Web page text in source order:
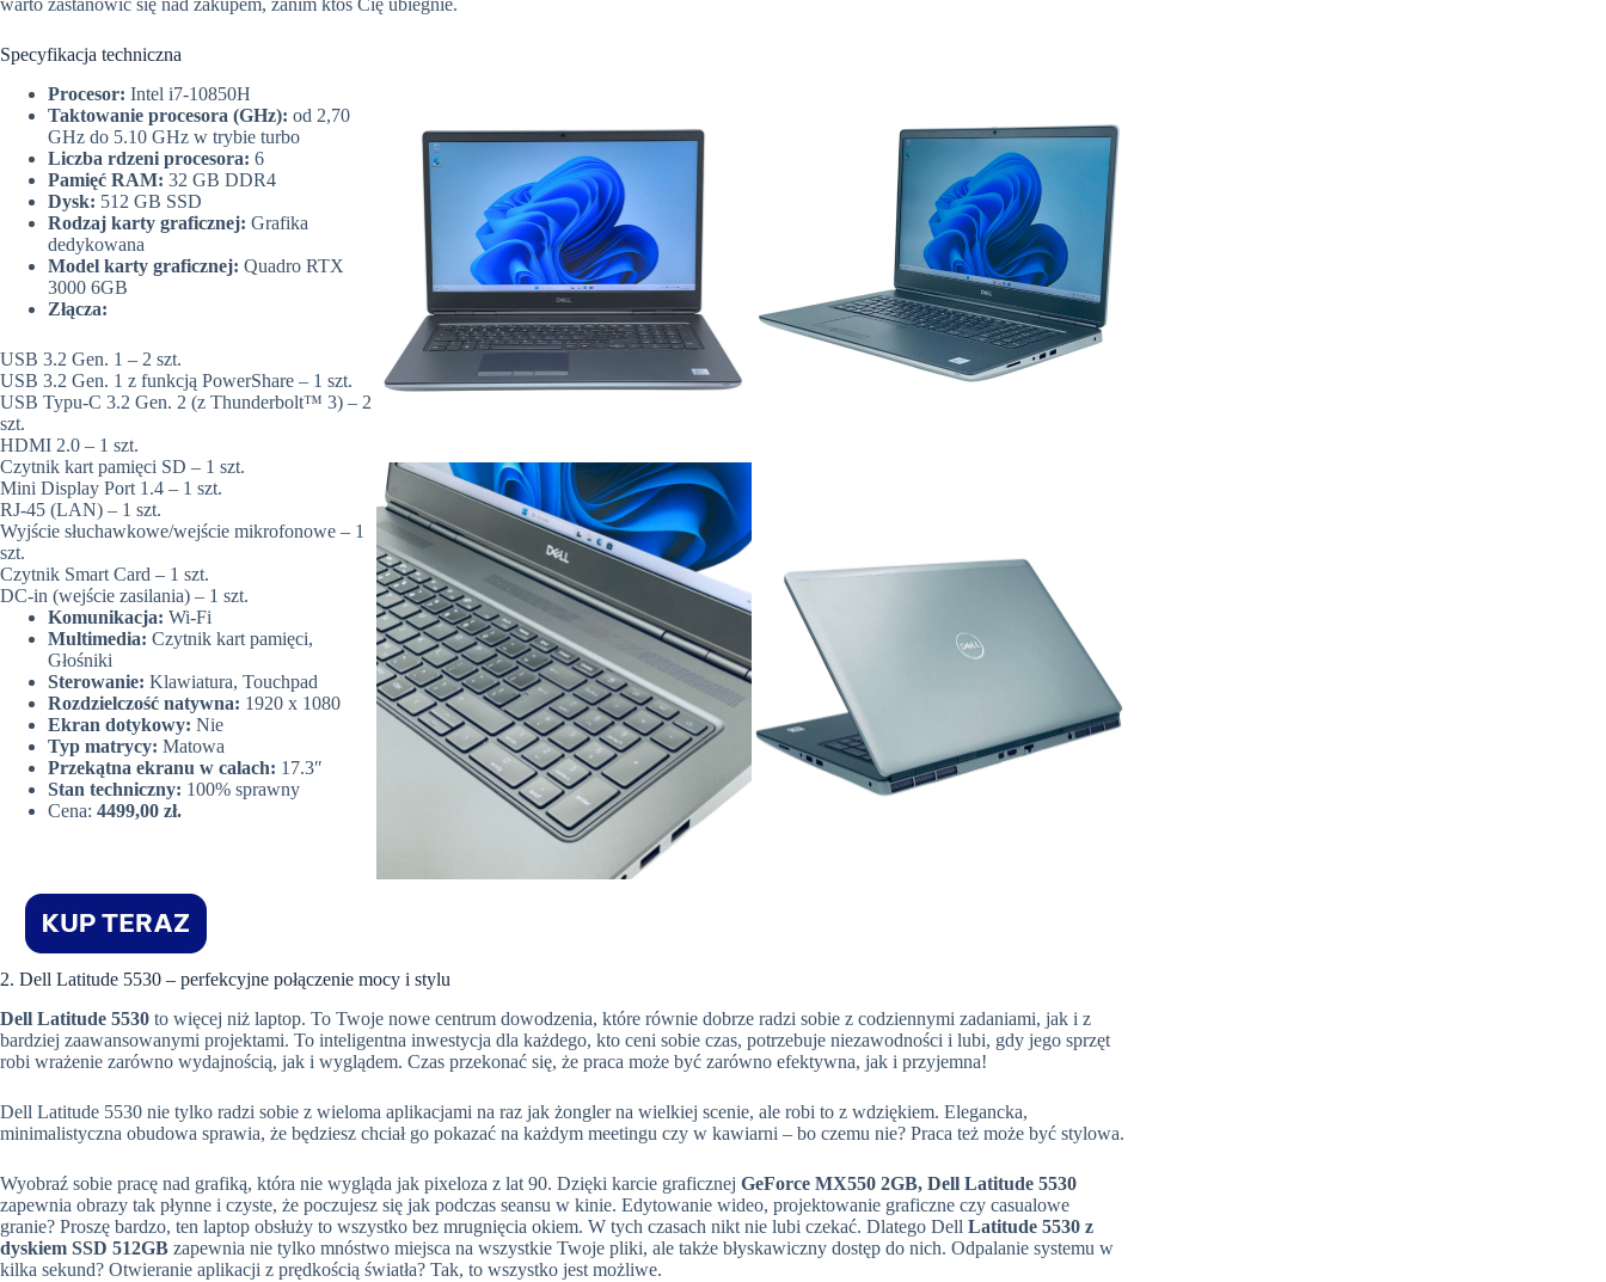
warto zastanowić się nad zakupem, zanim ktoś Cię ubiegnie.
Specyfikacja techniczna
Procesor: Intel i7-10850H
Taktowanie procesora (GHz): od 2,70
GHz do 5.10 GHz w trybie turbo
Liczba rdzeni procesora: 6
Pamięć RAM: 32 GB DDR4
Dysk: 512 GB SSD
Rodzaj karty graficznej: Grafika
dedykowana
Model karty graficznej: Quadro RTX
3000 6GB
Złącza:
USB 3.2 Gen. 1 – 2 szt.
USB 3.2 Gen. 1 z funkcją PowerShare – 1 szt.
USB Typu-C 3.2 Gen. 2 (z Thunderbolt™ 3) – 2
szt.
HDMI 2.0 – 1 szt.
Czytnik kart pamięci SD – 1 szt.
Mini Display Port 1.4 – 1 szt.
RJ-45 (LAN) – 1 szt.
Wyjście słuchawkowe/wejście mikrofonowe – 1
szt.
Czytnik Smart Card – 1 szt.
DC-in (wejście zasilania) – 1 szt.
Komunikacja: Wi-Fi
Multimedia: Czytnik kart pamięci,
Głośniki
Sterowanie: Klawiatura, Touchpad
Rozdzielczość natywna: 1920 x 1080
Ekran dotykowy: Nie
Typ matrycy: Matowa
Przekątna ekranu w calach: 17.3″
Stan techniczny: 100% sprawny
Cena: 4499,00 zł.
2. Dell Latitude 5530 – perfekcyjne połączenie mocy i stylu
Dell Latitude 5530 to więcej niż laptop. To Twoje nowe centrum dowodzenia, które równie dobrze radzi sobie z codziennymi zadaniami, jak i z
bardziej zaawansowanymi projektami. To inteligentna inwestycja dla każdego, kto ceni sobie czas, potrzebuje niezawodności i lubi, gdy jego sprzęt
robi wrażenie zarówno wydajnością, jak i wyglądem. Czas przekonać się, że praca może być zarówno efektywna, jak i przyjemna!
Dell Latitude 5530 nie tylko radzi sobie z wieloma aplikacjami na raz jak żongler na wielkiej scenie, ale robi to z wdziękiem. Elegancka,
minimalistyczna obudowa sprawia, że będziesz chciał go pokazać na każdym meetingu czy w kawiarni – bo czemu nie? Praca też może być stylowa.
Wyobraź sobie pracę nad grafiką, która nie wygląda jak pixeloza z lat 90. Dzięki karcie graficznej GeForce MX550 2GB, Dell Latitude 5530
zapewnia obrazy tak płynne i czyste, że poczujesz się jak podczas seansu w kinie. Edytowanie wideo, projektowanie graficzne czy casualowe
granie? Proszę bardzo, ten laptop obsłuży to wszystko bez mrugnięcia okiem. W tych czasach nikt nie lubi czekać. Dlatego Dell Latitude 5530 z
dyskiem SSD 512GB zapewnia nie tylko mnóstwo miejsca na wszystkie Twoje pliki, ale także błyskawiczny dostęp do nich. Odpalanie systemu w
kilka sekund? Otwieranie aplikacji z prędkością światła? Tak, to wszystko jest możliwe.